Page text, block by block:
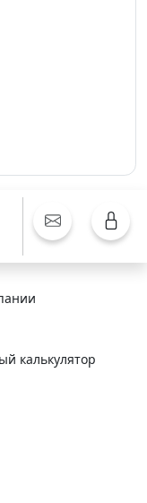
калькулятор